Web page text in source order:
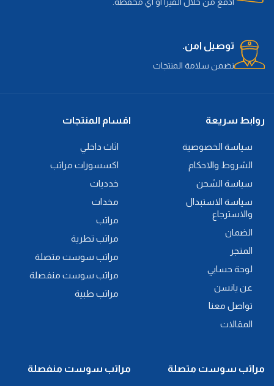
توصيل امن.
نضمن سلامة المنتجات
روابط سريعة
سياسة الخصوصية
الشروط والاحكام
سياسة الشحن
سياسة الاستبدال
والاسترجاع
الضمان
المتجر
لوحة حسابي
عن يانسن
تواصل معنا
المقالات
اقسام المنتجات
اثاث داخلي
اكسسورات مراتب
خدديات
مخدات
مراتب
مراتب تطرية
مراتب سوست متصلة
مراتب سوست منفصلة
مراتب طبية
مراتب سوست متصلة مراتب سوست منفصلة